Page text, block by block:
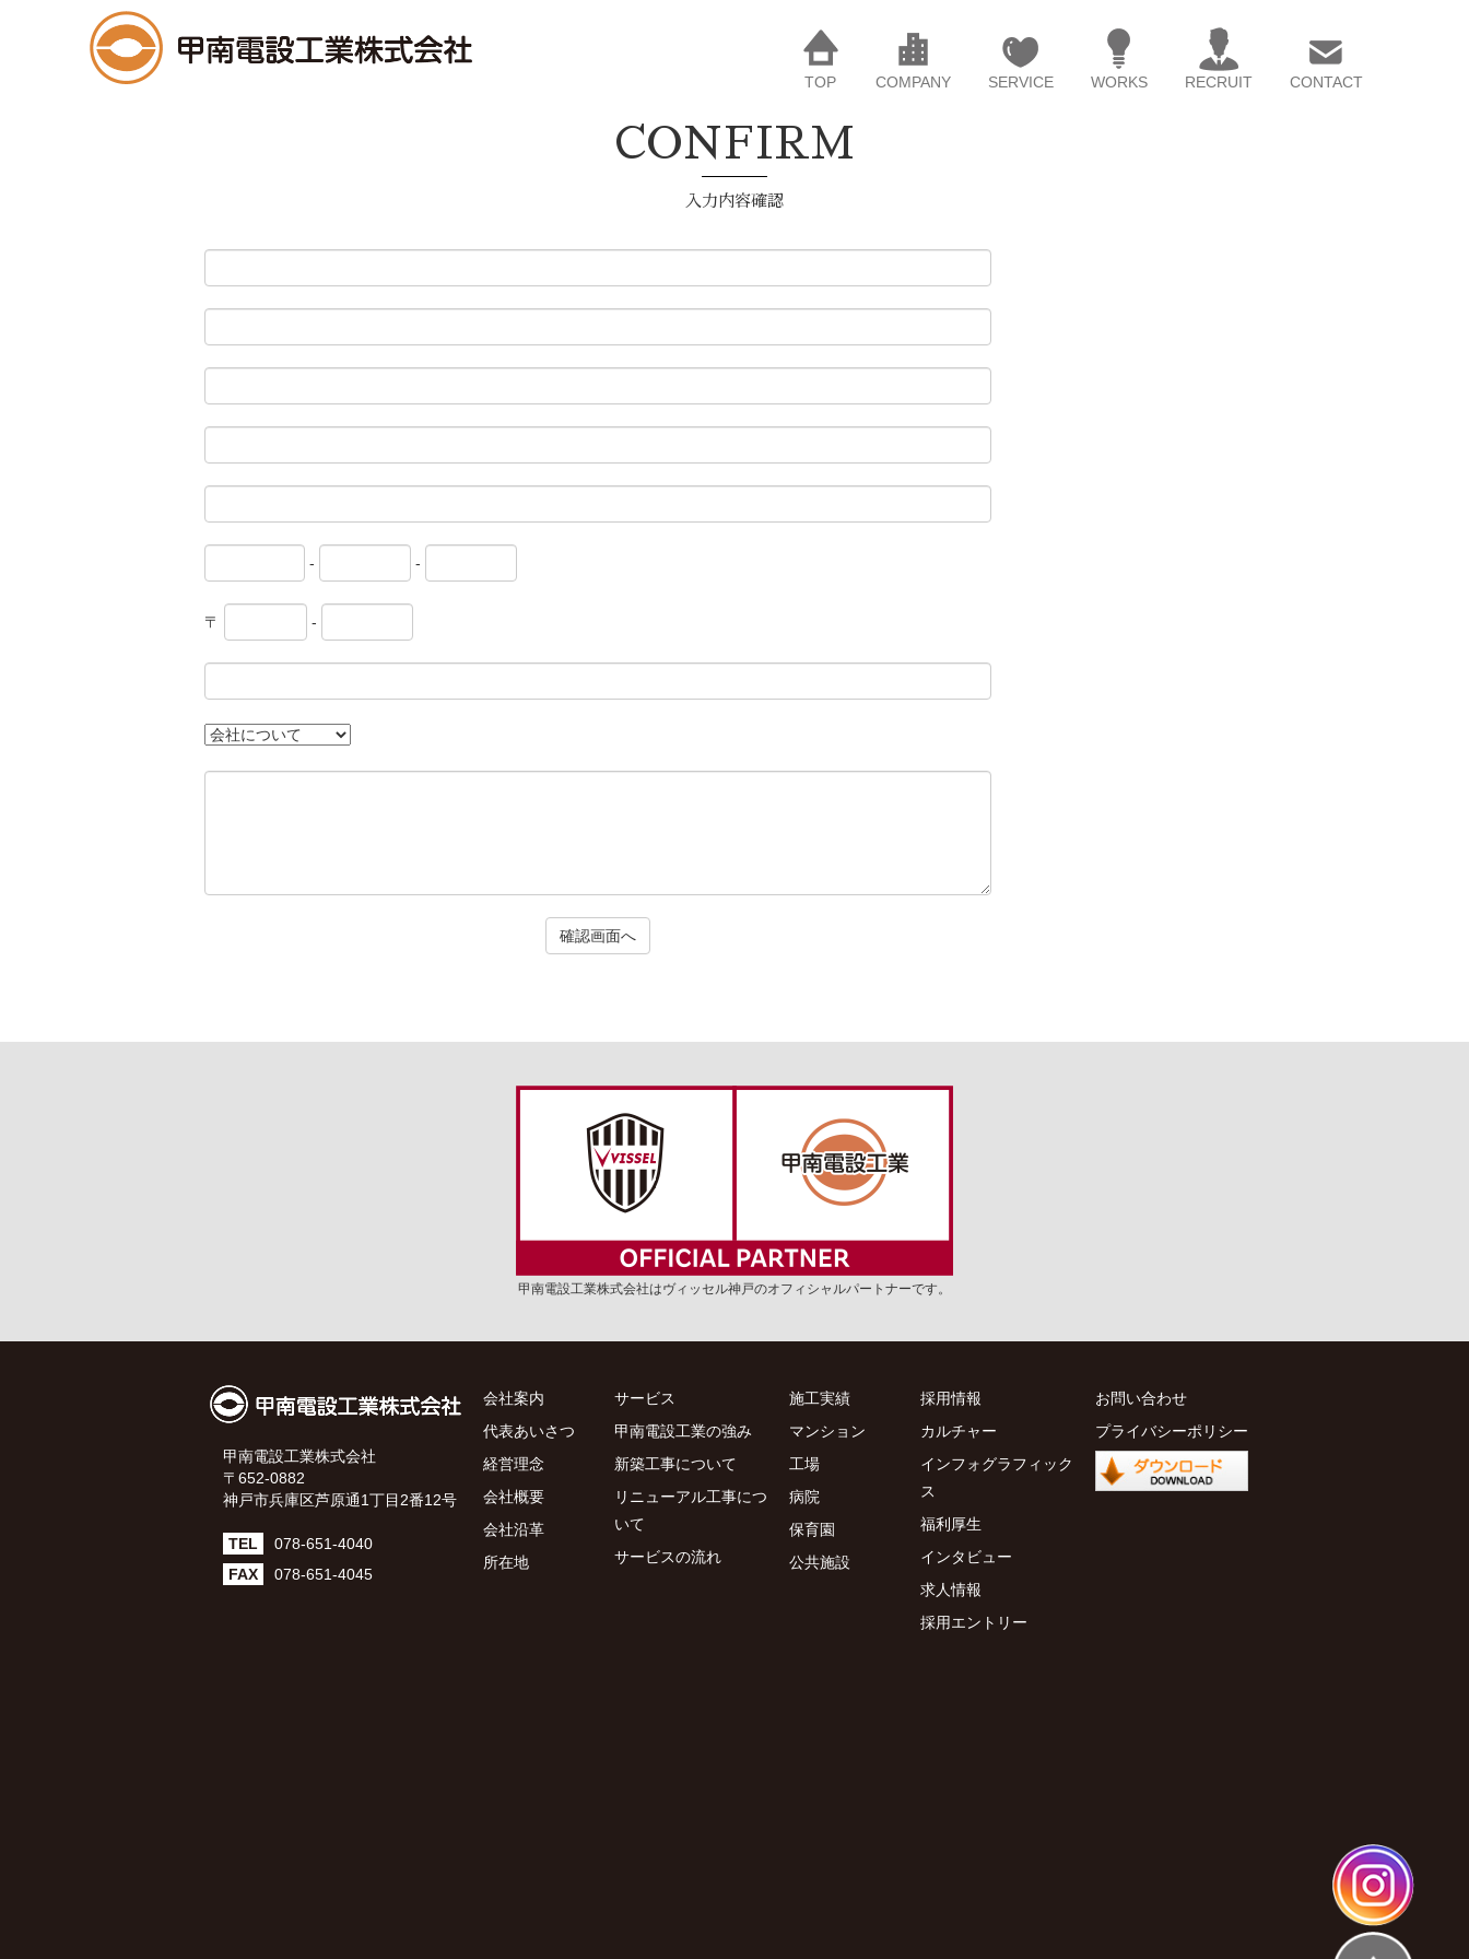
TOP COMPANY SERVICE WORKS RECRUIT CONTACT
CONFIRM
入力内容確認
- -
〒 -
甲南電設工業株式会社はヴィッセル神戸のオフィシャルパートナーです。
甲南電設工業株式会社
〒652-0882
神戸市兵庫区芦原通1丁目2番12号
TEL
078-651-4040
FAX
078-651-4045
会社案内
代表あいさつ
経営理念
会社概要
会社沿革
所在地
サービス
甲南電設工業の強み
新築工事について
リニューアル工事につ
いて
サービスの流れ
施工実績
マンション
工場
病院
保育園
公共施設
採用情報
カルチャー
インフォグラフィック
ス
福利厚生
インタビュー
求人情報
採用エントリー
お問い合わせ
プライバシーポリシー